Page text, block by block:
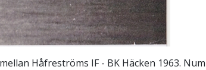
Håfreströms IF - BK Häcken 1963.